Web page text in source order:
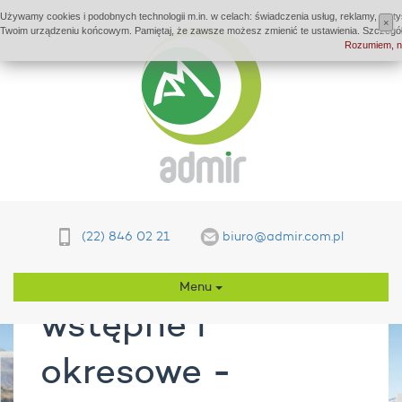
(22) 846 02 21 biuro@admir.com.pl
Menu
Szkolenia
wstępne i
okresowe -
Używamy cookies i podobnych technologii m.in. w celach: świadczenia usług, reklamy,
Twoim urządzeniu końcowym. Pamiętaj, że zawsze możesz zmienić te ustawienia.
Rozumiem,
×